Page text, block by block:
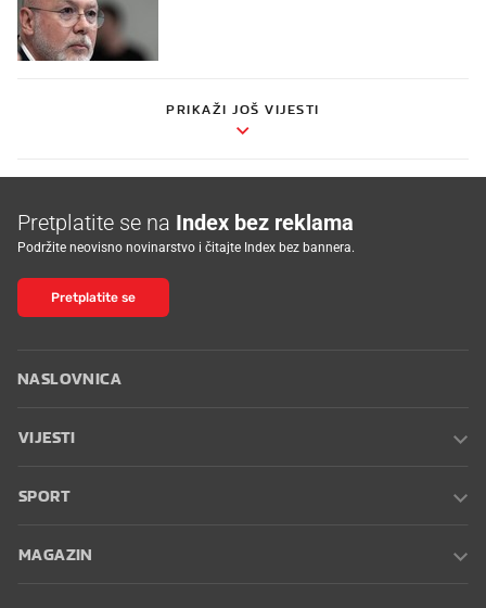
PRIKAŽI JOŠ VIJESTI
Pretplatite se na Index bez reklama
Podržite neovisno novinarstvo i čitajte Index bez bannera.
Pretplatite se
NASLOVNICA
VIJESTI
SPORT
MAGAZIN